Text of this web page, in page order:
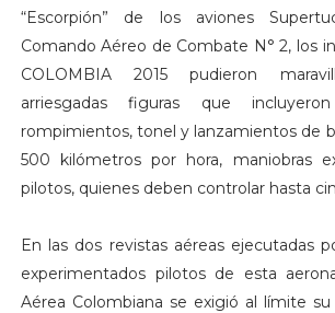
“Escorpión” de los aviones
Comando Aéreo de Combate N° 2, los
COLOMBIA 2015 pudieron
arriesgadas figuras que
rompimientos, tonel y lanzamientos de
500 kilómetros por hora, maniobras
pilotos, quienes deben controlar hasta
En las dos revistas aéreas ejecutadas
experimentados pilotos de esta
Aérea Colombiana se exigió al límite su